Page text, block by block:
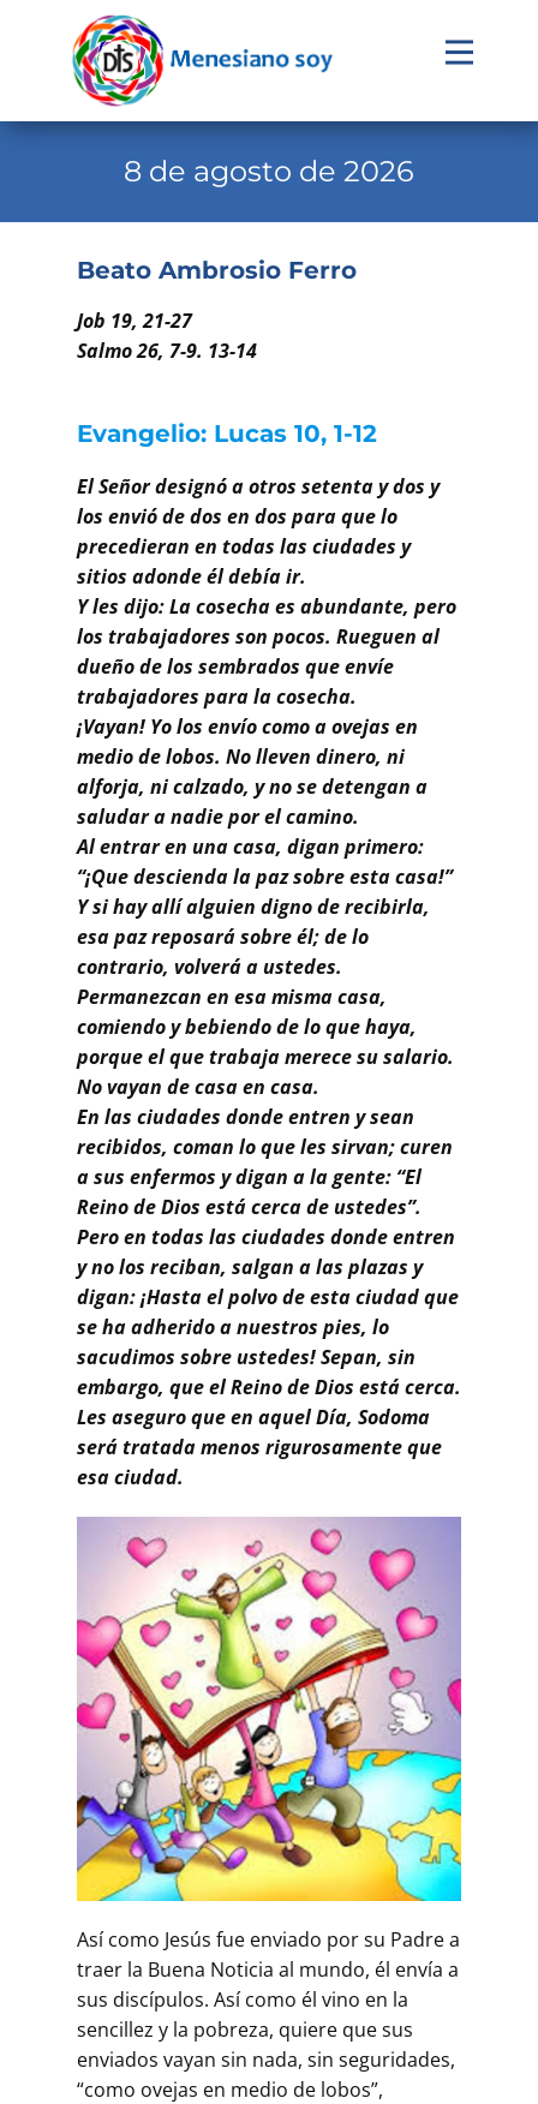
Evangelio
Familia Menesiana
Recursos
Contacto
Buscar
8 de agosto de 2026
Beato Ambrosio Ferro
Job 19, 21-27
Salmo 26, 7-9. 13-14
Evangelio: Lucas 10, 1-12
El Señor designó a otros setenta y dos y
los envió de dos en dos para que lo
precedieran en todas las ciudades y
sitios adonde él debía ir.
Y les dijo: La cosecha es abundante, pero
los trabajadores son pocos. Rueguen al
dueño de los sembrados que envíe
trabajadores para la cosecha.
¡Vayan! Yo los envío como a ovejas en
medio de lobos. No lleven dinero, ni
alforja, ni calzado, y no se detengan a
saludar a nadie por el camino.
Al entrar en una casa, digan primero:
“¡Que descienda la paz sobre esta casa!”
Y si hay allí alguien digno de recibirla,
esa paz reposará sobre él; de lo
contrario, volverá a ustedes.
Permanezcan en esa misma casa,
comiendo y bebiendo de lo que haya,
porque el que trabaja merece su salario.
No vayan de casa en casa.
En las ciudades donde entren y sean
recibidos, coman lo que les sirvan; curen
a sus enfermos y digan a la gente: “El
Reino de Dios está cerca de ustedes”.
Pero en todas las ciudades donde entren
y no los reciban, salgan a las plazas y
digan: ¡Hasta el polvo de esta ciudad que
se ha adherido a nuestros pies, lo
sacudimos sobre ustedes! Sepan, sin
embargo, que el Reino de Dios está cerca.
Les aseguro que en aquel Día, Sodoma
será tratada menos rigurosamente que
esa ciudad.
Así como Jesús fue enviado por su Padre a
traer la Buena Noticia al mundo, él envía a
sus discípulos. Así como él vino en la
sencillez y la pobreza, quiere que sus
enviados vayan sin nada, sin seguridades,
“como ovejas en medio de lobos”,